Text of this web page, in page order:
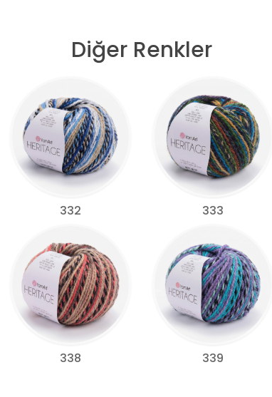
Diğer Renkler
332 333
338 339